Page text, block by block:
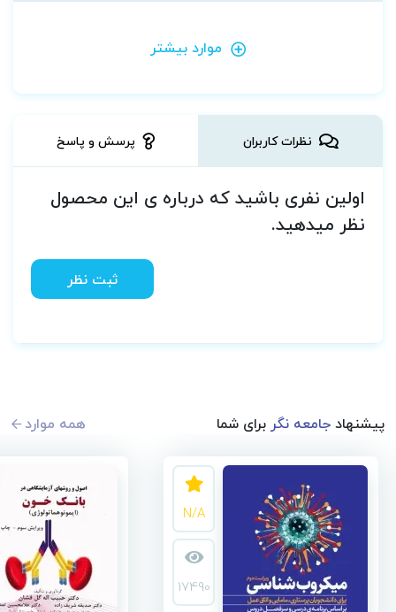
موارد بیشتر
نظرات کاربران پرسش و پاسخ
اولین نفری باشید که درباره ی این محصول
نظر میدهید.
ثبت نظر
پیشنهادجامعه نگر برای شما همه موارد
N/A
17490